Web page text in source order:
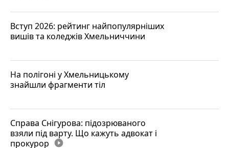
Вступ 2026: рейтинг найпопулярніших
вишів та коледжів Хмельниччини
На полігоні у Хмельницькому
знайшли фрагменти тіл
Справа Снігурова: підозрюваного
взяли під варту. Що кажуть адвокат і
прокурор play_circle_filled